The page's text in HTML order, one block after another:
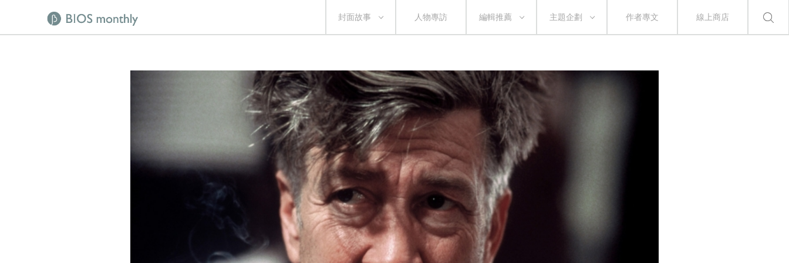
封面故事 人物專訪 編輯推薦 主題企劃 作者專文 線上商店